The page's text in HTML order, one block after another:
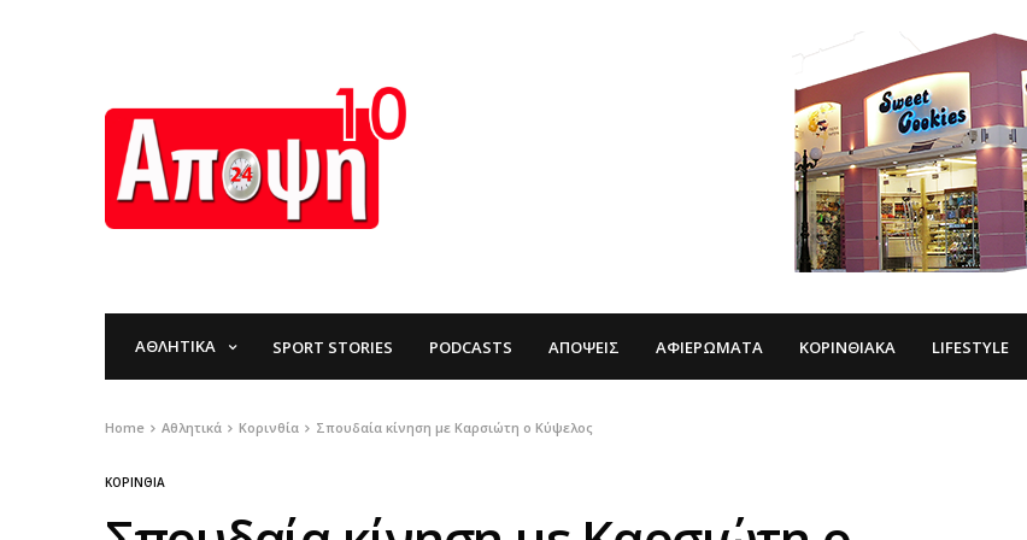
ΑΘΛΗΤΙΚΆ SPORT STORIES PODCASTS ΑΠΌΨΕΙΣ ΑΦΙΕΡΏΜΑΤΑ ΚΟΡΙΝΘΙΑΚΆ LIFESTYLE
Home Αθλητικά Κορινθία Σπουδαία κίνηση με Καρσιώτη ο Κύψελος
ΚΟΡΙΝΘΊΑ